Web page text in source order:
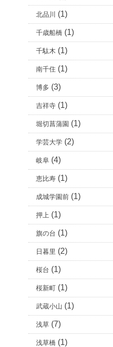
北品川 (1)
千歳船橋 (1)
千駄木 (1)
南千住 (1)
博多 (3)
吉祥寺 (1)
堀切菖蒲園 (1)
学芸大学 (2)
岐阜 (4)
恵比寿 (1)
成城学園前 (1)
押上 (1)
旗の台 (1)
日暮里 (2)
桜台 (1)
桜新町 (1)
武蔵小山 (1)
浅草 (7)
浅草橋 (1)